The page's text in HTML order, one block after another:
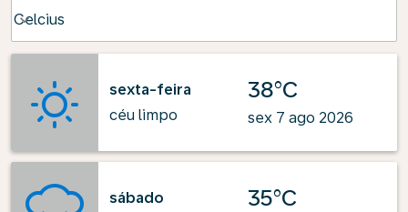
Celcius
keyboard_arrow_down
sexta-feira
céu limpo
38°C
sex 7 ago 2026
sábado
35°C